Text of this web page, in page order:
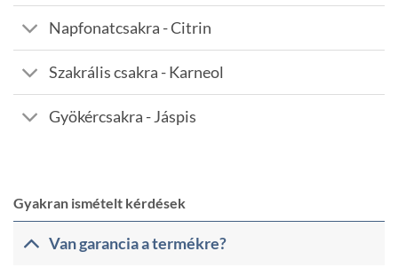
Napfonatcsakra - Citrin
Szakrális csakra - Karneol
Gyökércsakra - Jáspis
Gyakran ismételt kérdések
Van garancia a termékre?